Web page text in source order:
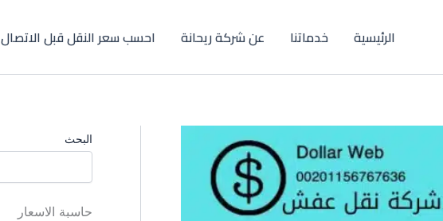
الرئيسية خدماتنا عن شركة ريحانة احسب سعر النقل قبل الاتصال
البحث
حاسبة الاسعار